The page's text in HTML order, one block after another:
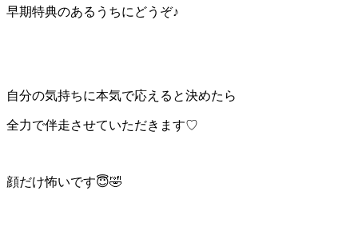
早期特典のあるうちにどうぞ♪
自分の気持ちに本気で応えると決めたら
全力で伴走させていただきます♡
顔だけ怖いです😇🤣